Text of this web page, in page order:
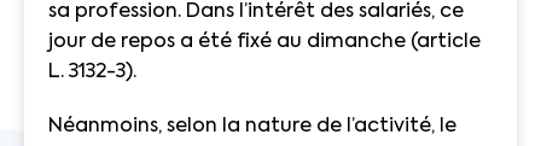
sa profession. Dans l’intérêt des salariés, ce
jour de repos a été fixé au dimanche (article
L. 3132-3).
Néanmoins, selon la nature de l’activité, le